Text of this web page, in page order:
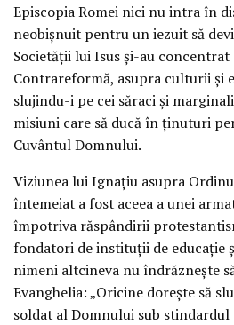
Episcopia Romei nici nu intra în
neobişnuit pentru un iezuit să
Societăţii lui Isus şi-au
Contrareformă, asupra culturii şi
slujindu-i pe cei săraci şi
misiuni care să ducă în ţinuturi
Cuvântul Domnului.
Viziunea lui Ignaţiu asupra
întemeiat a fost aceea a unei
împotriva răspândirii
fondatori de instituţii de educaţie
nimeni altcineva nu îndrăzneşte
Evanghelia: „Oricine doreşte să
soldat al Domnului sub stindardul